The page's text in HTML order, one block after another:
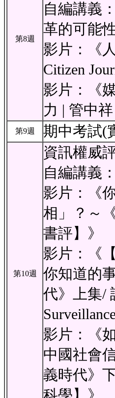
第8週
自編講義
革的可能性
影片：《
Citizen
影片：《
力 | 管中
第9週 期中考試(
第10週
資訊權威
自編講義
影片：《
相」？～
書評】》
影片：《
你知道的
代》上集/
影片：《
中國社會
義時代》